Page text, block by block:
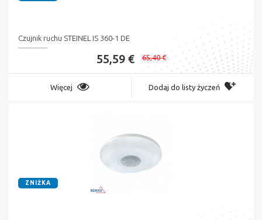
Czujnik ruchu STEINEL IS 360-1 DE
55,59 € 65,40 €
Więcej Dodaj do listy życzeń
ZNIŻKA